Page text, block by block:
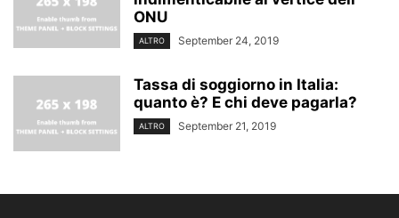
ONU
ALTRO September 24, 2019
Tassa di soggiorno in Italia:
quanto è? E chi deve pagarla?
ALTRO September 21, 2019